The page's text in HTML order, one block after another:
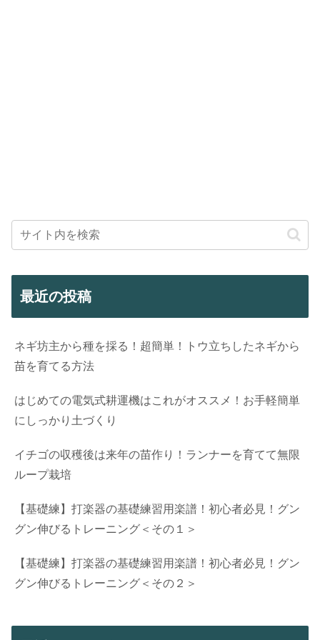
最近の投稿
ネギ坊主から種を採る！超簡単！トウ立ちしたネギから
苗を育てる方法
はじめての電気式耕運機はこれがオススメ！お手軽簡単
にしっかり土づくり
イチゴの収穫後は来年の苗作り！ランナーを育てて無限
ループ栽培
【基礎練】打楽器の基礎練習用楽譜！初心者必見！グン
グン伸びるトレーニング＜その１＞
【基礎練】打楽器の基礎練習用楽譜！初心者必見！グン
グン伸びるトレーニング＜その２＞